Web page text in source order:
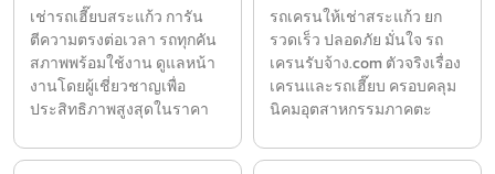
เช่ารถเฮี๊ยบสระแก้ว การัน
ตีความตรงต่อเวลา รถทุกคัน
สภาพพร้อมใช้งาน ดูแลหน้า
งานโดยผู้เชี่ยวชาญเพื่อ
ประสิทธิภาพสูงสุดในราคา
รถเครนให้เช่าสระแก้ว ยก
รวดเร็ว ปลอดภัย มั่นใจ รถ
เครนรับจ้าง.com ตัวจริงเรื่อง
เครนและรถเฮี๊ยบ ครอบคลุม
นิคมอุตสาหกรรมภาคตะ